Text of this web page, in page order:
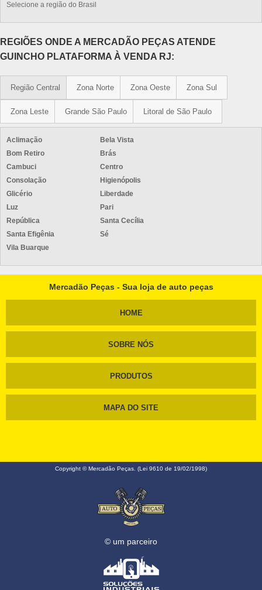
Selecione a região do Brasil
REGIÕES ONDE A MERCADÃO PEÇAS ATENDE
GUINCHO PLATAFORMA À VENDA RJ:
Região Central Zona Norte Zona Oeste Zona Sul
Zona Leste Grande São Paulo Litoral de São Paulo
Aclimação
Bela Vista
Bom Retiro
Brás
Cambuci
Centro
Consolação
Higienópolis
Glicério
Liberdade
Luz
Pari
República
Santa Cecília
Santa Efigênia
Sé
Vila Buarque
Mercadão Peças - Sua loja de auto peças
HOME
SOBRE NÓS
PRODUTOS
MAPA DO SITE
Copyright © Mercadão Peças. (Lei 9610 de 19/02/1998)
© um parceiro